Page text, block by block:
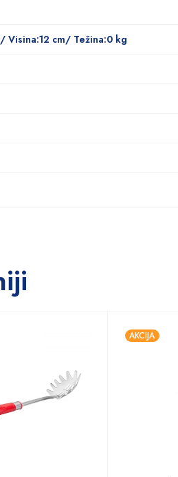
Visina:12 cm/ Težina:0 kg
AKCIJA